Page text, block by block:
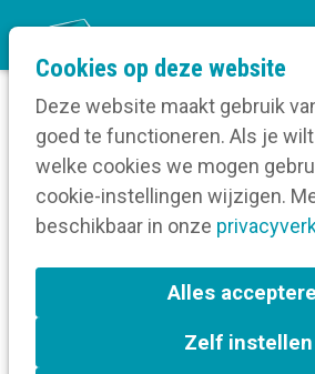
Cookies op deze website
Deze website maakt gebruik
goed te functioneren. Als je
welke cookies we mogen
cookie-instellingen wijzigen.
beschikbaar in onze
Alles
Zelf instellen
Home
Volg een opleiding
Locatie van Een strategisch
interne communicatie
Terug naar bijeenkomsten-